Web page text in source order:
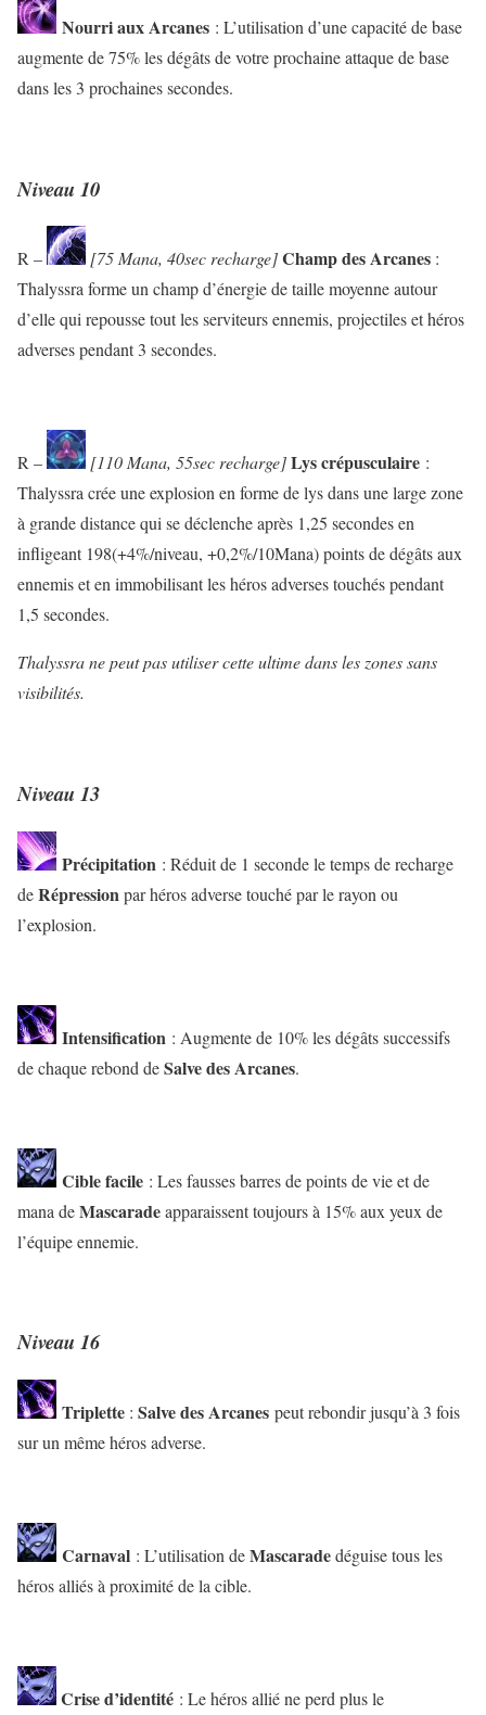
Nourri aux Arcanes : L’utilisation d’une capacité de base
augmente de 75% les dégâts de votre prochaine attaque de base
dans les 3 prochaines secondes.
Niveau 10
R – [75 Mana, 40sec recharge]Champ des Arcanes :
Thalyssra forme un champ d’énergie de taille moyenne autour
d’elle qui repousse tout les serviteurs ennemis, projectiles et héros
adverses pendant 3 secondes.
R – [110 Mana, 55sec recharge]Lys crépusculaire :
Thalyssra crée une explosion en forme de lys dans une large zone
à grande distance qui se déclenche après 1,25 secondes en
infligeant 198(+4%/niveau, +0,2%/10Mana) points de dégâts aux
ennemis et en immobilisant les héros adverses touchés pendant
1,5 secondes.
Thalyssra ne peut pas utiliser cette ultime dans les zones sans
visibilités.
Niveau 13
Précipitation : Réduit de 1 seconde le temps de recharge
deRépressionpar héros adverse touché par le rayon ou
l’explosion.
Intensification : Augmente de 10% les dégâts successifs
de chaque rebond deSalve des Arcanes.
Cible facile : Les fausses barres de points de vie et de
mana deMascaradeapparaissent toujours à 15% aux yeux de
l’équipe ennemie.
Niveau 16
Triplette : Salve des Arcanes peut rebondir jusqu’à 3 fois
sur un même héros adverse.
Carnaval : L’utilisation deMascaradedéguise tous les
héros alliés à proximité de la cible.
Crise d’identité : Le héros allié ne perd plus le